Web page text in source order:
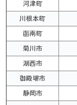
河津町
川根本町
函南町
菊川市
湖西市
御殿場市
静岡市